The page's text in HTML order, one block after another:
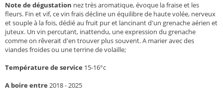
Note de dégustation nez très aromatique, évoque la fraise et les
fleurs. Fin et vif, ce vin frais décline un équilibre de haute volée, nerveux
et souple à la fois, dédié au fruit pur et lancinant d'un grenache aérien et
juteux. Un vin percutant, inattendu, une expression du grenache
comme on rêverait d'en trouver plus souvent. A marier avec des
viandes froides ou une terrine de volaille;
Température de service 15-16°c
A boire entre 2018 - 2025